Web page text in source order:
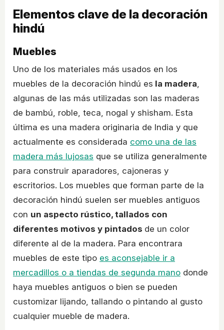
Elementos clave de la decoración
hindú
Muebles
Uno de los materiales más usados en los
muebles de la decoración hindú es la madera
algunas de las más utilizadas son las maderas
de bambú, roble, teca, nogal y shisham. Esta
última es una madera originaria de India y que
actualmente es considerada como una de las
madera más lujosas que se utiliza generalmente
para construir aparadores, cajoneras y
escritorios. Los muebles que forman parte de la
decoración hindú suelen ser muebles antiguos
con un aspecto rústico, tallados con
diferentes motivos y pintados de un color
diferente al de la madera. Para encontrara
muebles de este tipo es aconsejable ir a
mercadillos o a tiendas de segunda mano donde
haya muebles antiguos o bien se pueden
customizar lijando, tallando o pintando al gusto
cualquier mueble de madera.